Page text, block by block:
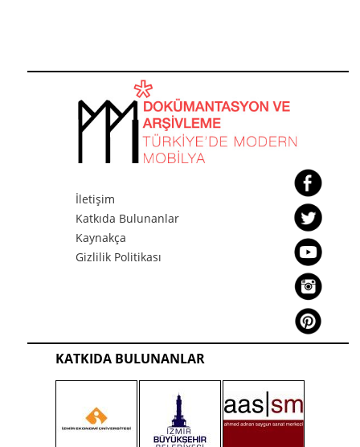
İletişim
Katkıda Bulunanlar
Kaynakça
Gizlilik Politikası
KATKIDA BULUNANLAR